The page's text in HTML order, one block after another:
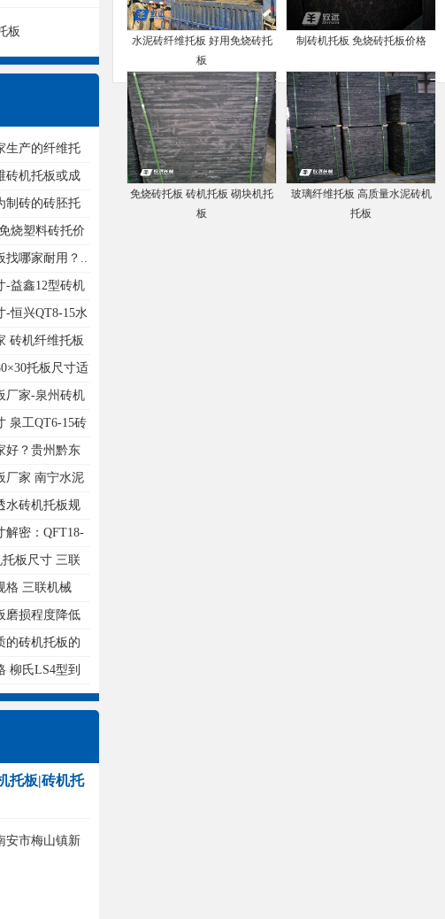
板
生产的纤维托
砖机托板或成
制砖的砖胚托
烧塑料砖托价
找哪家耐用？..
-益鑫12型砖机
-恒兴QT8-15水
砖机纤维托板
托板尺寸适
厂家-泉州砖机
泉工QT6-15砖
好？贵州黔东
厂家 南宁水泥
水砖机托板规
解密：QFT18-
板尺寸 三联
格 三联机械
磨损程度降低
的砖机托板的
柳氏LS4型到
托板|砖机托
安市梅山镇新
水泥砖纤维托板 好用免烧砖托
板
制砖机托板 免烧砖托板价格
免烧砖托板 砖机托板 砌块机托
板
玻璃纤维托板 高质量水泥砖机
托板